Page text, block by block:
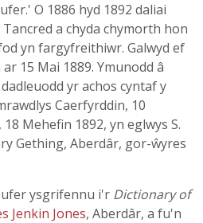
O 1886 hyd 1892 daliai
a chyda chymorth hon
yn fargyfreithiwr. Galwyd ef
15 Mai 1889. Ymunodd â
yr achos cyntaf y
Caerfyrddin, 10
Mehefin 1892, yn eglwys S.
Gething, Aberdâr, gor-ŵyres
ysgrifennu i'r Dictionary of
Jenkin Jones, Aberdâr, a fu'n